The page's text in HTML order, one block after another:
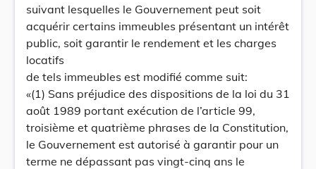
suivant lesquelles le Gouvernement peut soit
acquérir certains immeubles présentant un intérêt
public, soit garantir le rendement et les charges
locatifs
de tels immeubles est modifié comme suit:
«(1) Sans préjudice des dispositions de la loi du 31
août 1989 portant exécution de l’article 99,
troisième et quatrième phrases de la Constitution,
le Gouvernement est autorisé à garantir pour un
terme ne dépassant pas vingt-cinq ans le